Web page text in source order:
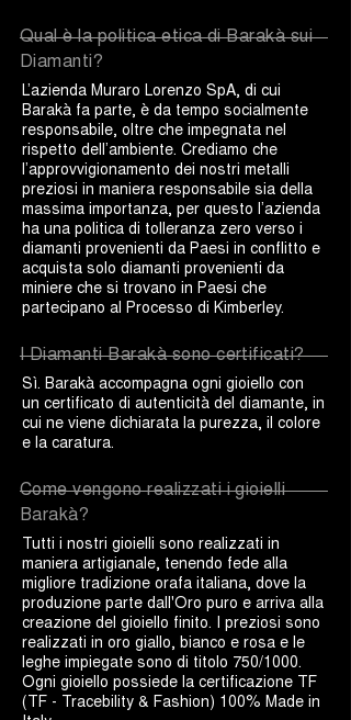
Qual è la politica etica di Barakà sui
Diamanti?
L’azienda Muraro Lorenzo SpA, di cui
Barakà fa parte, è da tempo socialmente
responsabile, oltre che impegnata nel
rispetto dell’ambiente. Crediamo che
l’approvvigionamento dei nostri metalli
preziosi in maniera responsabile sia della
massima importanza, per questo l’azienda
ha una politica di tolleranza zero verso i
diamanti provenienti da Paesi in conflitto e
acquista solo diamanti provenienti da
miniere che si trovano in Paesi che
partecipano al Processo di Kimberley.
I Diamanti Barakà sono certificati?
Sì. Barakà accompagna ogni gioiello con
un certificato di autenticità del diamante, in
cui ne viene dichiarata la purezza, il colore
e la caratura.
Come vengono realizzati i gioielli
Barakà?
Tutti i nostri gioielli sono realizzati in
maniera artigianale, tenendo fede alla
migliore tradizione orafa italiana, dove la
produzione parte dall'Oro puro e arriva alla
creazione del gioiello finito. I preziosi sono
realizzati in oro giallo, bianco e rosa e le
leghe impiegate sono di titolo 750/1000.
Ogni gioiello possiede la certificazione TF
(TF - Tracebility & Fashion) 100% Made in